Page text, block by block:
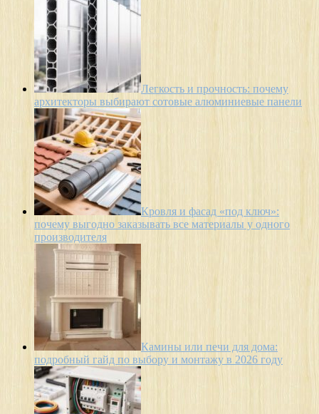
Легкость и прочность: почему
архитекторы выбирают сотовые алюминиевые панели
Кровля и фасад «под ключ»:
почему выгодно заказывать все материалы у одного
производителя
Камины или печи для дома:
подробный гайд по выбору и монтажу в 2026 году